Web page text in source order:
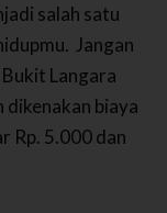
salah satu
Jangan
Langara
biaya
Rp. 5.000 dan